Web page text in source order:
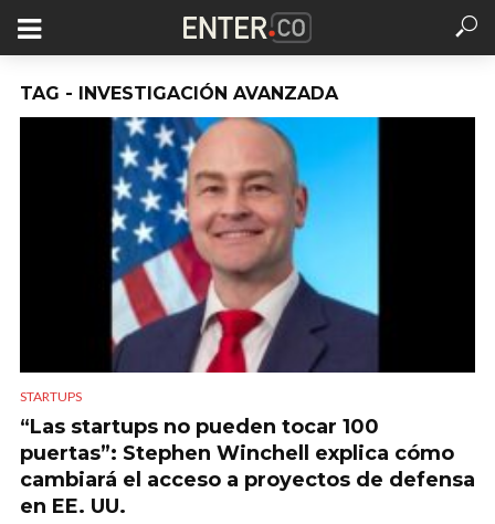
TAG - INVESTIGACIÓN AVANZADA
STARTUPS
“Las startups no pueden tocar 100
puertas”: Stephen Winchell explica cómo
cambiará el acceso a proyectos de defensa
en EE. UU.